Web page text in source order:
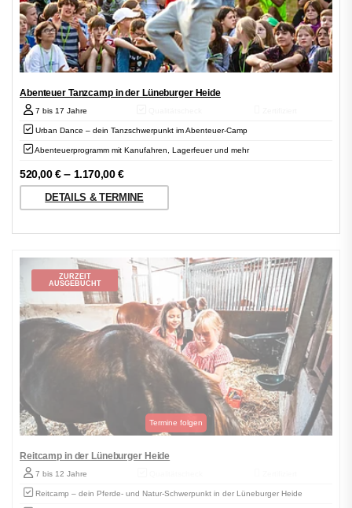
Abenteuer Tanzcamp in der Lüneburger Heide
7 bis 17 Jahre
Urban Dance – dein Tanzschwerpunkt im Abenteuer-Camp
Abenteuerprogramm mit Kanufahren, Lagerfeuer und mehr
520,00€– 1.170,00€
DETAILS & TERMINE
ZURZEIT
AUSGEBUCHT
Reitcamp in der Lüneburger Heide
7 bis 12 Jahre
Reitcamp – dein Pferde- und Natur-Schwerpunkt in der Lüneburger Heide